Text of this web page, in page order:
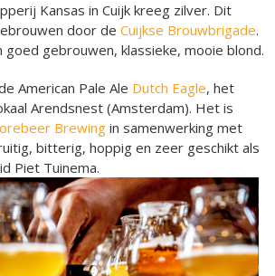
Kansas in Cuijk kreeg zilver. Dit
door de Cuijkse Brouwbrigade.
goed gebrouwen, klassieke, mooie blond.
American Pale Ale Dutch Eagle, het
Arendsnest (Amsterdam). Het is
Brewingin samenwerking met
bitterig, hoppig en zeer geschikt als
Piet Tuinema.